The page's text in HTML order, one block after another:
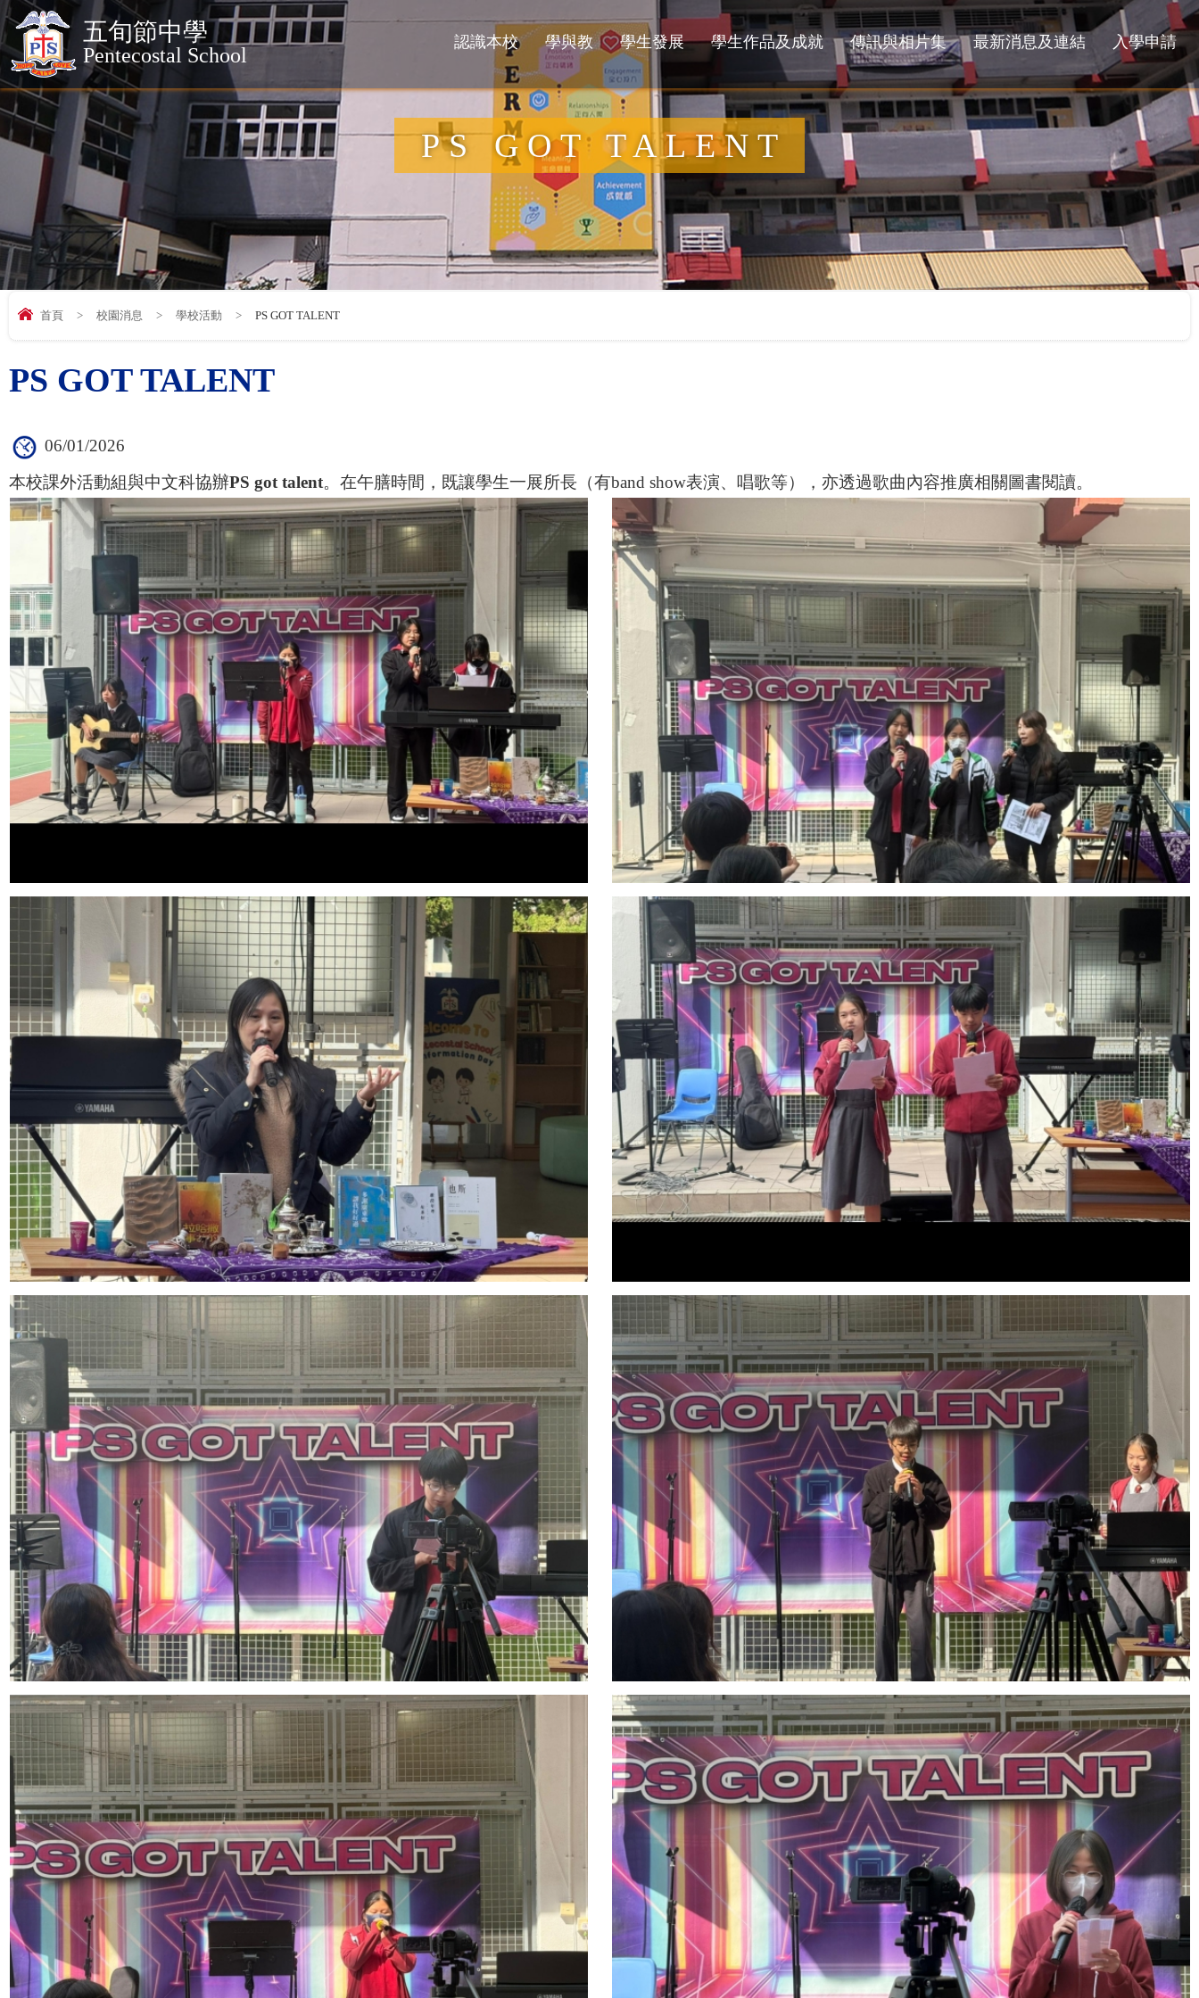
五旬節中學
Pentecostal School
認識本校 學與教 學生發展 學生作品及成就 傳訊與相片集 最新消息及連結 入學申請
PS GOT TALENT
首頁 > 校園消息 > 學校活動 > PS GOT TALENT
PS GOT TALENT
06/01/2026
本校課外活動組與中文科協辦PS got talent。在午膳時間，既讓學生一展所長（有band show表演、唱歌等），亦透過歌曲內容推廣相關圖書閱讀。